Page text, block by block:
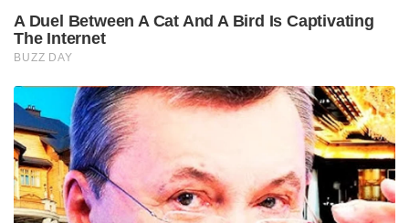
A Duel Between A Cat And A Bird Is Captivating
The Internet
BUZZ DAY